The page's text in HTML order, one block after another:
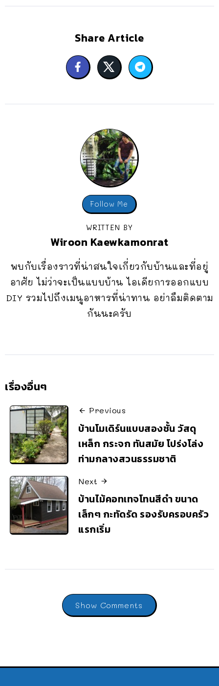
Share Article
Follow Me
WRITTEN BY
Wiroon Kaewkamonrat
พบกับเรื่องราวที่น่าสนใจเกี่ยวกับบ้านและที่อยู่
อาศัย ไม่ว่าจะเป็นแบบบ้าน ไอเดียการออกแบบ
DIY รวมไปถึงเมนูอาหารที่น่าทาน อย่าลืมติดตาม
กันนะครับ
เรื่องอื่นๆ
Previous
บ้านโมเดิร์นแบบสองชั้น วัสดุ
เหล็ก กระจก ทันสมัย โปร่งโล่ง
ท่ามกลางสวนธรรมชาติ
Next
บ้านไม้คอทเทจโทนสีดำ ขนาด
เล็กๆ กะทัดรัด รองรับครอบครัว
แรกเริ่ม
Show Comments